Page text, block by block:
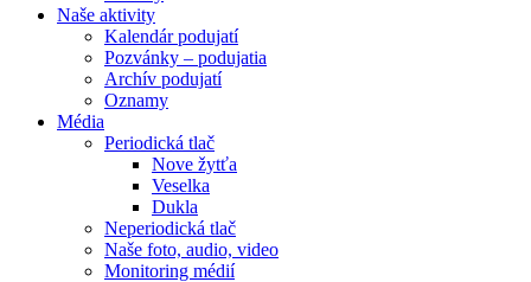
Naše aktivity
Kalendár podujatí
Pozvánky – podujatia
Archív podujatí
Oznamy
Média
Periodická tlač
Nove žytťa
Veselka
Dukla
Neperiodická tlač
Naše foto, audio, video
Monitoring médií